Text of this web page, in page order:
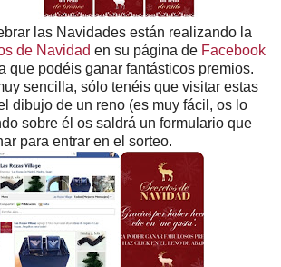
las Navidades están realizando la
de Navidad en su página de Facebook
que podéis ganar fantásticos premios.
sencilla, sólo tenéis que visitar estas
dibujo de un reno (es muy fácil, os lo
sobre él os saldrá un formulario que
para entrar en el sorteo.